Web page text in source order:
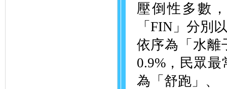
壓倒性多數
「FIN」分別
依序為「水離
0.9%，民眾
為「舒跑」、